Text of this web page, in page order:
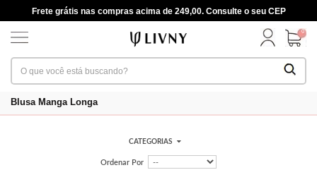
Frete grátis nas compras acima de 249,00. Consulte o seu CEP
0
Blusa Manga Longa
CATEGORIAS
Ordenar Por